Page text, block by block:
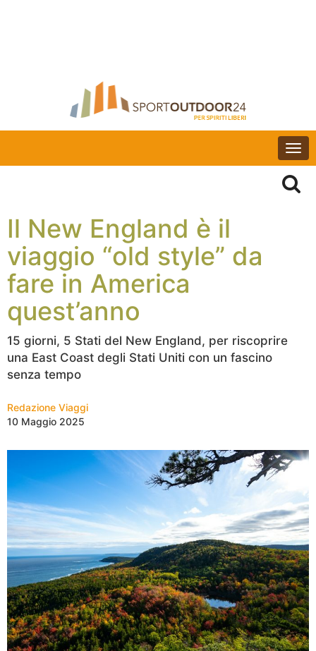
Il New England è il
viaggio “old style” da
fare in America
quest’anno
15 giorni, 5 Stati del New England, per riscoprire
una East Coast degli Stati Uniti con un fascino
senza tempo
Redazione Viaggi
10 Maggio 2025